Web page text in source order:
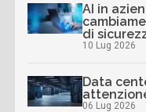
AI in
di
10 Lug 2026
Data
06 Lug 2026